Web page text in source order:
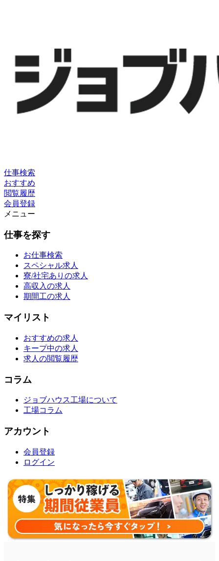
仕事検索
おすすめ
閲覧履歴
会員登録
メニュー
仕事を探す
お仕事検索
スペシャル求人
寮/社宅ありの求人
高収入の求人
期間工の求人
マイリスト
おすすめの求人
キープ中の求人
求人の閲覧履歴
コラム
ジョブハウス工場について
工場コラム
アカウント
会員登録
ログイン